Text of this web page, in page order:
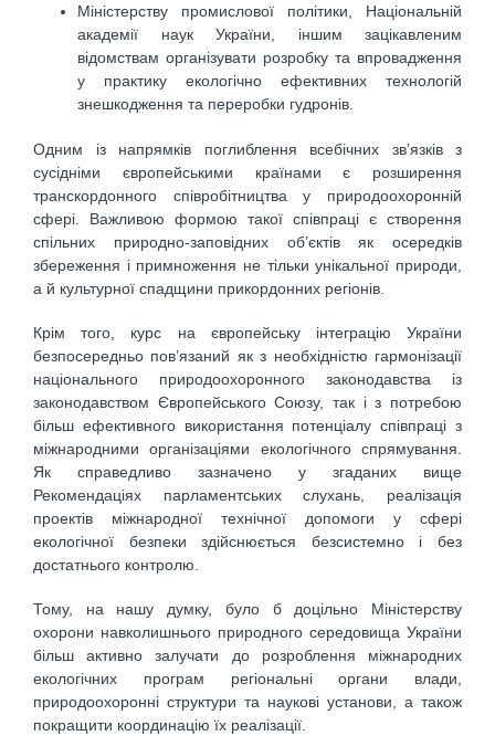
Міністерству промислової політики, Національній
академії наук України, іншим зацікавленим
відомствам організувати розробку та впровадження
у практику екологічно ефективних технологій
знешкодження та переробки гудронів.
Одним із напрямків поглиблення всебічних зв’язків з
сусідніми європейськими країнами є розширення
транскордонного співробітництва у природоохоронній
сфері. Важливою формою такої співпраці є створення
спільних природно-заповідних об’єктів як осередків
збереження і примноження не тільки унікальної природи,
а й культурної спадщини прикордонних регіонів.
Крім того, курс на європейську інтеграцію України
безпосередньо пов’язаний як з необхідністю гармонізації
національного природоохоронного законодавства із
законодавством Європейського Союзу, так і з потребою
більш ефективного використання потенціалу співпраці з
міжнародними організаціями екологічного спрямування.
Як справедливо зазначено у згаданих вище
Рекомендаціях парламентських слухань, реалізація
проектів міжнародної технічної допомоги у сфері
екологічної безпеки здійснюється безсистемно і без
достатнього контролю.
Тому, на нашу думку, було б доцільно Міністерству
охорони навколишнього природного середовища України
більш активно залучати до розроблення міжнародних
екологічних програм регіональні органи влади,
природоохоронні структури та наукові установи, а також
покращити координацію їх реалізації.